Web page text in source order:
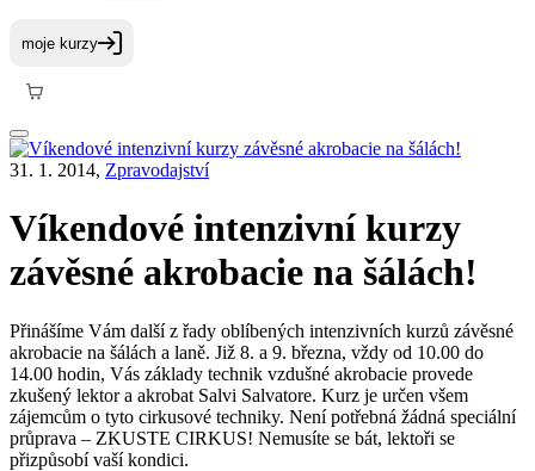
31. 1. 2014, Zpravodajství
Víkendové intenzivní kurzy
závěsné akrobacie na šálách!
Přinášíme Vám další z řady oblíbených intenzivních kurzů závěsné
akrobacie na šálách a laně. Již 8. a 9. března, vždy od 10.00 do
14.00 hodin, Vás základy technik vzdušné akrobacie provede
zkušený lektor a akrobat Salvi Salvatore. Kurz je určen všem
zájemcům o tyto cirkusové techniky. Není potřebná žádná speciální
průprava – ZKUSTE CIRKUS! Nemusíte se bát, lektoři se
přizpůsobí vaší kondici.